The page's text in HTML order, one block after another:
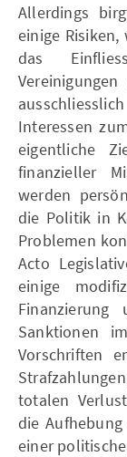
Allerdings
einige
das
Interessen
eigentliche
finanzieller
werden
die Politik in
Problemen
Acto
einige
Finanzierung
Sanktionen
Vorschriften
totalen
die
einer